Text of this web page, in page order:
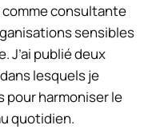
comme consultante
sensibles
J’ai publié deux
lesquels je
pour harmoniser le
quotidien.